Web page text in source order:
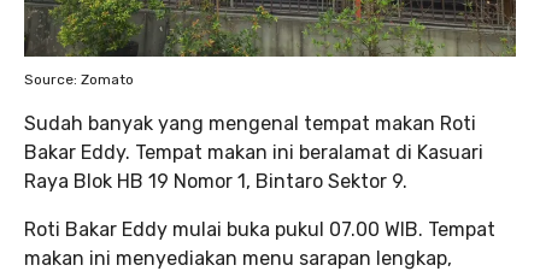
Source: Zomato
Sudah banyak yang mengenal tempat makan Roti
Bakar Eddy. Tempat makan ini beralamat di Kasuari
Raya Blok HB 19 Nomor 1, Bintaro Sektor 9.
Roti Bakar Eddy mulai buka pukul 07.00 WIB. Tempat
makan ini menyediakan menu sarapan lengkap,